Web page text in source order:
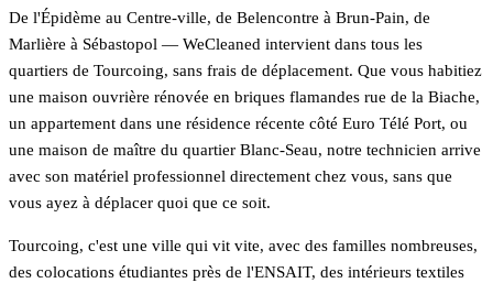
De l'Épidème au Centre-ville, de Belencontre à Brun-Pain, de
Marlière à Sébastopol — WeCleaned intervient dans tous les
quartiers de Tourcoing, sans frais de déplacement. Que vous habitiez
une maison ouvrière rénovée en briques flamandes rue de la Biache,
un appartement dans une résidence récente côté Euro Télé Port, ou
une maison de maître du quartier Blanc-Seau, notre technicien arrive
avec son matériel professionnel directement chez vous, sans que
vous ayez à déplacer quoi que ce soit.
Tourcoing, c'est une ville qui vit vite, avec des familles nombreuses,
des colocations étudiantes près de l'ENSAIT, des intérieurs textiles